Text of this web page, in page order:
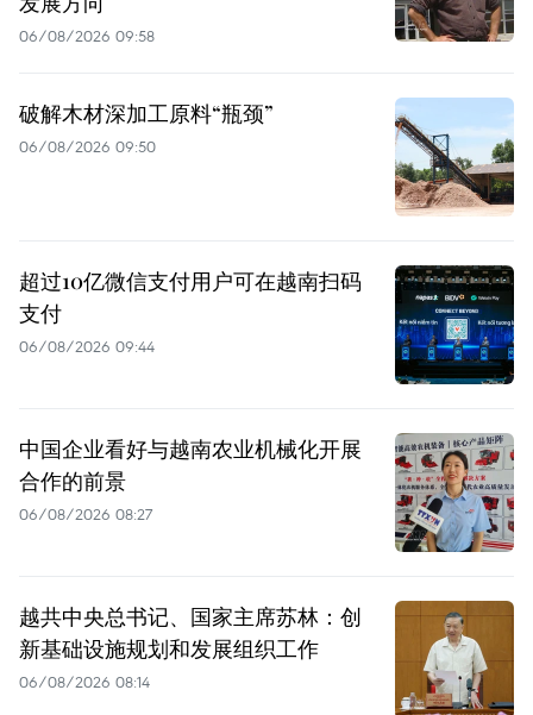
06/08/2026 09:58
破解木材深加工原料“瓶颈”
06/08/2026 09:50
超过10亿微信支付用户可在越南扫码
支付
06/08/2026 09:44
中国企业看好与越南农业机械化开展
合作的前景
06/08/2026 08:27
越共中央总书记、国家主席苏林：创
新基础设施规划和发展组织工作
06/08/2026 08:14